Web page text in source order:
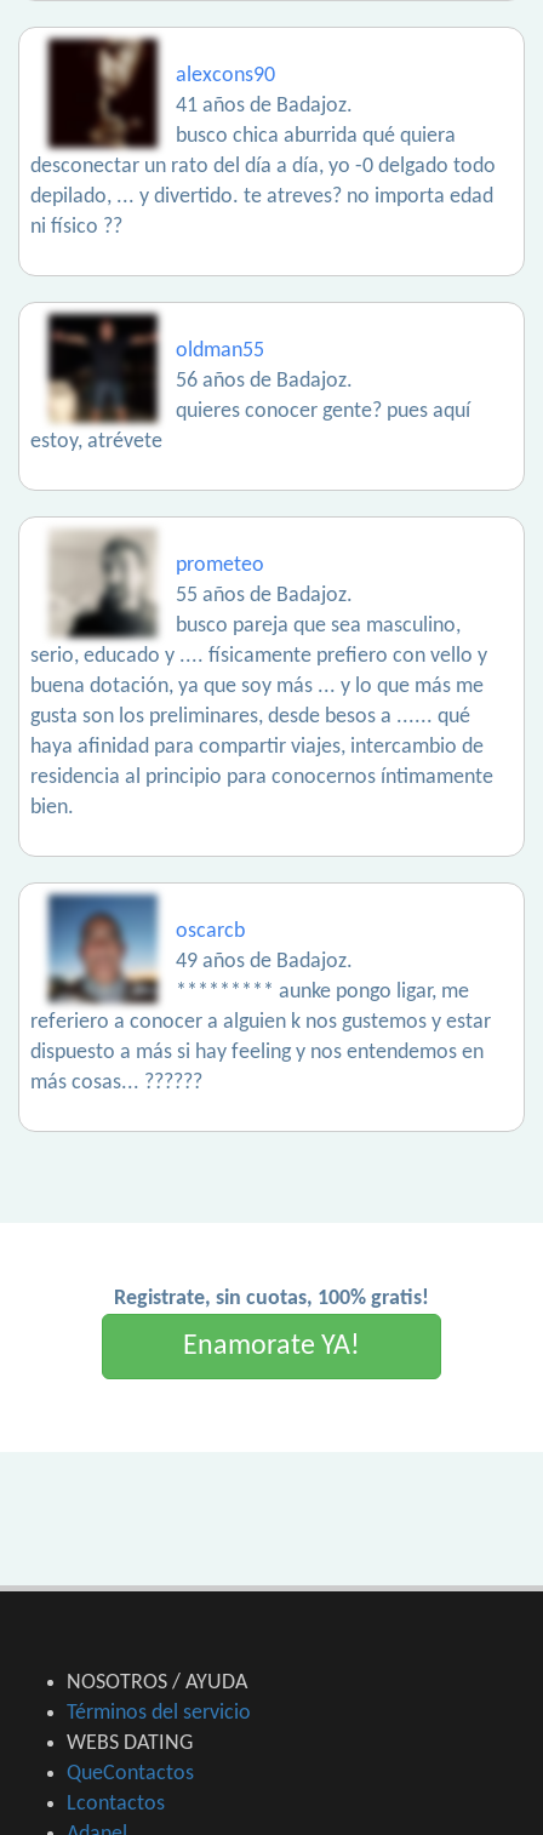
alexcons90
41 años de Badajoz.
busco chica aburrida qué quiera
desconectar un rato del día a día, yo -0 delgado todo
depilado, ... y divertido. te atreves? no importa edad
ni físico ??
oldman55
56 años de Badajoz.
quieres conocer gente? pues aquí
estoy, atrévete
prometeo
55 años de Badajoz.
busco pareja que sea masculino,
serio, educado y .... físicamente prefiero con vello y
buena dotación, ya que soy más ... y lo que más me
gusta son los preliminares, desde besos a ...... qué
haya afinidad para compartir viajes, intercambio de
residencia al principio para conocernos íntimamente
bien.
oscarcb
49 años de Badajoz.
********* aunke pongo ligar, me
referiero a conocer a alguien k nos gustemos y estar
dispuesto a más si hay feeling y nos entendemos en
más cosas... ??????
Registrate, sin cuotas, 100% gratis!
Enamorate YA!
NOSOTROS / AYUDA
Términos del servicio
WEBS DATING
QueContactos
Lcontactos